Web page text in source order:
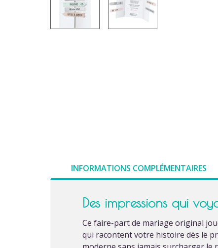
INFORMATIONS COMPLÉMENTAIRES
Des impressions qui
Ce faire-part de mariage original
qui racontent votre histoire dès le